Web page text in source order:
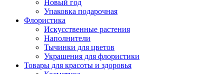
Новый год
Упаковка подарочная
Флористика
Искусственные растения
Наполнители
Тычинки для цветов
Украшения для флористики
Товары для красоты и здоровья